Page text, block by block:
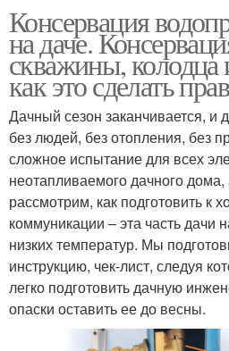
Консервация
на даче.
скважины, колодца
как это сделать
Дачный сезон заканчивается, и
без людей, без отопления, без
сложное испытание для всех
неотапливаемого дачного
рассмотрим, как подготовить к
коммуникации – эта часть дачи
низких температур. Мы
инструкцию, чек-лист, следуя
легко подготовить дачную
опаски оставить ее до весны.